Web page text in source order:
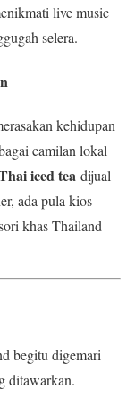
live music
selera.
kehidupan
camilan lokal
iced tea dijual
ada pula kios
khas Thailand
begitu digemari
ditawarkan.